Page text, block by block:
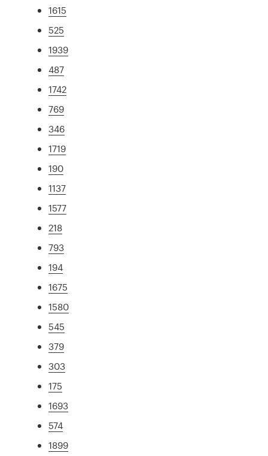
1615
525
1939
487
1742
769
346
1719
190
1137
1577
218
793
194
1675
1580
545
379
303
175
1693
574
1899